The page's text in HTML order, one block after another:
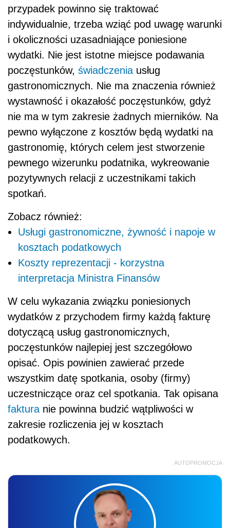
przypadek powinno się traktować
indywidualnie, trzeba wziąć pod uwagę warunki
i okoliczności uzasadniające poniesione
wydatki. Nie jest istotne miejsce podawania
poczęstunków, świadczenia usług
gastronomicznych. Nie ma znaczenia również
wystawność i okazałość poczęstunków, gdyż
nie ma w tym zakresie żadnych mierników. Na
pewno wyłączone z kosztów będą wydatki na
gastronomię, których celem jest stworzenie
pewnego wizerunku podatnika, wykreowanie
pozytywnych relacji z uczestnikami takich
spotkań.
Zobacz również:
Usługi gastronomiczne, żywność i napoje w
kosztach podatkowych
Koszty reprezentacji - korzystna
interpretacja Ministra Finansów
W celu wykazania związku poniesionych
wydatków z przychodem firmy każdą fakturę
dotyczącą usług gastronomicznych,
poczęstunków najlepiej jest szczegółowo
opisać. Opis powinien zawierać przede
wszystkim datę spotkania, osoby (firmy)
uczestniczące oraz cel spotkania. Tak opisana
faktura nie powinna budzić wątpliwości w
zakresie rozliczenia jej w kosztach
podatkowych.
AUTOPROMOCJA